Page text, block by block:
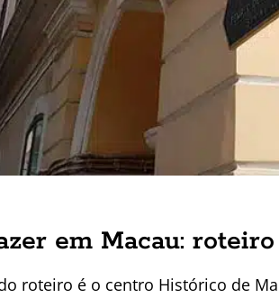
em Macau:
roteiro é o centro Histórico de